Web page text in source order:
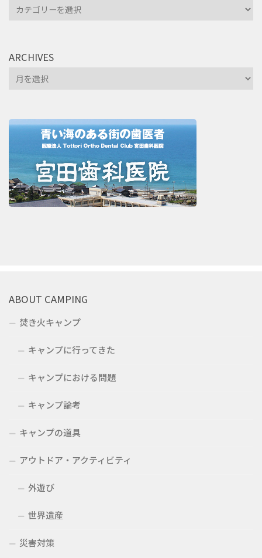
Categories
ARCHIVES
Archives
ABOUT CAMPING
焚き火キャンプ
キャンプに行ってきた
キャンプにおける問題
キャンプ論考
キャンプの道具
アウトドア・アクティビティ
外遊び
世界遺産
災害対策